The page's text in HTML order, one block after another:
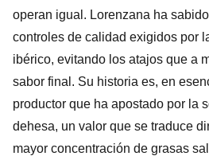
operan igual. Lorenzana ha
controles de calidad exigidos por
ibérico, evitando los atajos que a
sabor final. Su historia es, en
productor que ha apostado por la
dehesa, un valor que se traduce
mayor concentración de grasas